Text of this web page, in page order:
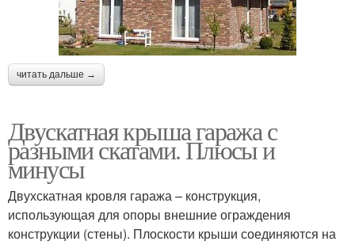
читать дальше →
Двускатная крыша гаража с
разными скатами. Плюсы и
минусы
Двухскатная кровля гаража – конструкция,
использующая для опоры внешние ограждения
конструкции (стены). Плоскости крыши соединяются на